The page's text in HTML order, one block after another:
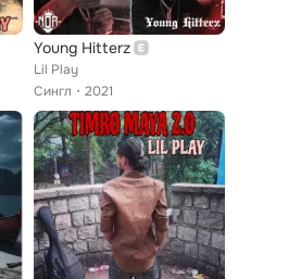
Young Hitterz
Lil Play
Сингл
2021